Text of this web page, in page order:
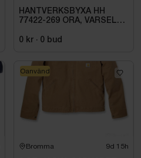
HANTVERKSBYXA HH
77422-269 ORA, VARSEL
0 kr · 0 bud
Bromma 9d 15h
Oanvänd